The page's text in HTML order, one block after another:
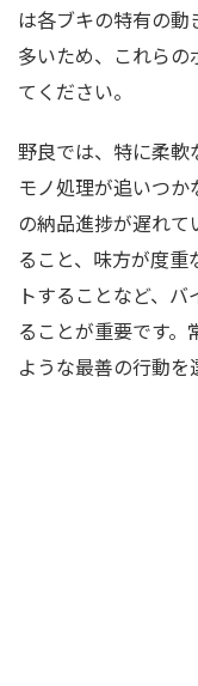
は各ブキの特有の
多いため、これら
てください。
野良では、特に柔軟
モノ処理が追いつ
の納品進捗が遅れ
ること、味方が度
トすることなど、
ることが重要です
ような最善の行動を